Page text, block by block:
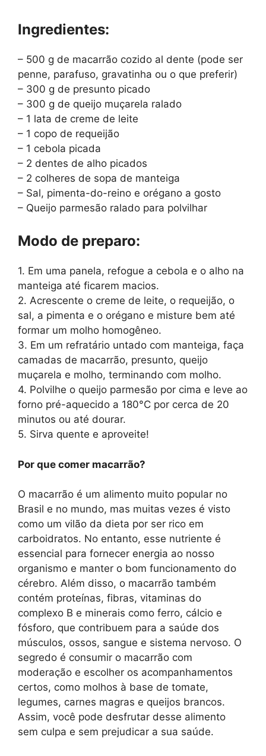
Ingredientes:
– 500 g de macarrão cozido al dente (pode ser
penne, parafuso, gravatinha ou o que preferir)
– 300 g de presunto picado
– 300 g de queijo muçarela ralado
– 1 lata de creme de leite
– 1 copo de requeijão
– 1 cebola picada
– 2 dentes de alho picados
– 2 colheres de sopa de manteiga
– Sal, pimenta-do-reino e orégano a gosto
– Queijo parmesão ralado para polvilhar
Modo de preparo:
1. Em uma panela, refogue a cebola e o alho na
manteiga até ficarem macios.
2. Acrescente o creme de leite, o requeijão, o
sal, a pimenta e o orégano e misture bem até
formar um molho homogêneo.
3. Em um refratário untado com manteiga, faça
camadas de macarrão, presunto, queijo
muçarela e molho, terminando com molho.
4. Polvilhe o queijo parmesão por cima e leve ao
forno pré-aquecido a 180°C por cerca de 20
minutos ou até dourar.
5. Sirva quente e aproveite!
Por que comer macarrão?
O macarrão é um alimento muito popular no
Brasil e no mundo, mas muitas vezes é visto
como um vilão da dieta por ser rico em
carboidratos. No entanto, esse nutriente é
essencial para fornecer energia ao nosso
organismo e manter o bom funcionamento do
cérebro. Além disso, o macarrão também
contém proteínas, fibras, vitaminas do
complexo B e minerais como ferro, cálcio e
fósforo, que contribuem para a saúde dos
músculos, ossos, sangue e sistema nervoso. O
segredo é consumir o macarrão com
moderação e escolher os acompanhamentos
certos, como molhos à base de tomate,
legumes, carnes magras e queijos brancos.
Assim, você pode desfrutar desse alimento
sem culpa e sem prejudicar a sua saúde.